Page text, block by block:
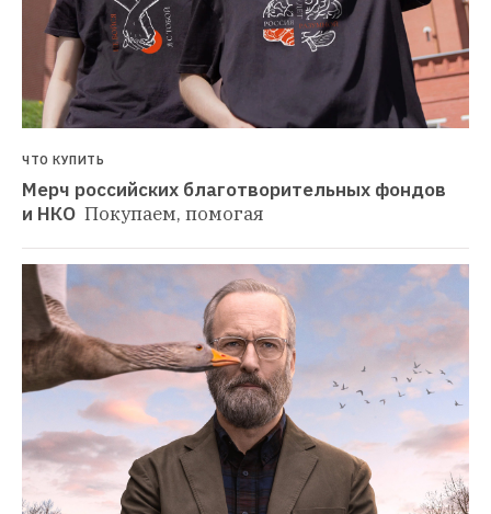
ЧТО КУПИТЬ
Мерч российских благотворительных фондов
и НКО Покупаем, помогая